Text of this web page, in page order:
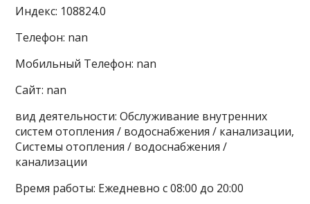
Индекс: 108824.0
Телефон: nan
Мобильный Телефон: nan
Сайт: nan
вид деятельности: Обслуживание внутренних
систем отопления / водоснабжения / канализации,
Системы отопления / водоснабжения /
канализации
Время работы: Ежедневно с 08:00 до 20:00